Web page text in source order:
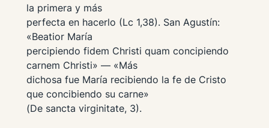
la primera y más
perfecta en hacerlo (Lc 1,38). San Agustín:
«Beatior María
percipiendo fidem Christi quam concipiendo
carnem Christi» — «Más
dichosa fue María recibiendo la fe de Cristo
que concibiendo su carne»
(De sancta virginitate, 3).